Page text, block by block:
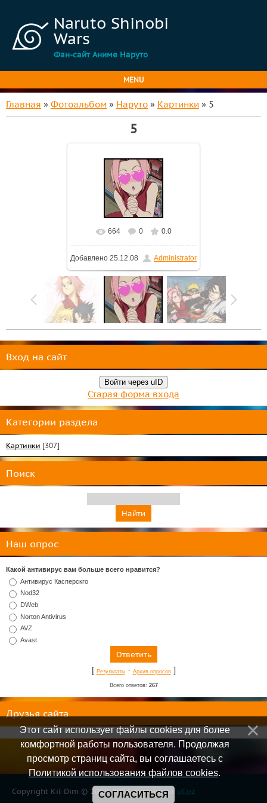
Naruto Shinobi
Wars
Фан-сайт Аниме Наруто
MENU
Главная » Фотоальбом » Наруто » Картинки » 5
5
664 0 0.0
Добавлено 25.12.08 Administrator
Вход на сайт
Войти через uID
Старая форма входа
Категории раздела
Картинки [307]
Поиск
Наш опрос
Какой антивирус вам больше всего нравится?
Антивирус Касперскго
Nod32
DWeb
Norton Antivirus
AVZ
Avast
[ Результаты· Архив опросов]
Всего ответов: 267
Друзья сайта
Copyright Kil-Dim © 2008-2026 Хостинг от uCoz
Этот сайт использует файлы cookies для более
комфортной работы пользователя. Продолжая
просмотр страниц сайта, вы соглашаетесь с
Политикой использования файлов cookies.
СОГЛАСИТЬСЯ